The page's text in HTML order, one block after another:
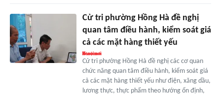
Cử tri phường Hồng Hà đề nghị
quan tâm điều hành, kiểm soát giá
cả các mặt hàng thiết yếu
Cử tri phường Hồng Hà đề nghị các cơ quan
chức năng quan tâm điều hành, kiểm soát giá
cả các mặt hàng thiết yếu như điện, xăng dầu,
lương thực, thực phẩm theo hướng ổn định,